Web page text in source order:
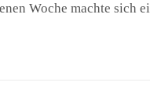
Woche machte sich